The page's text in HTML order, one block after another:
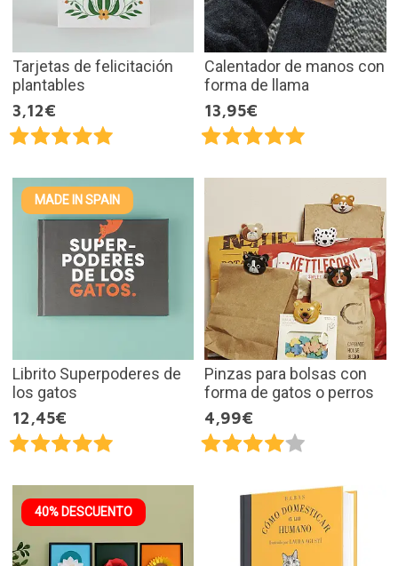
Tarjetas de felicitación
plantables
3,12€
Calentador de manos con
forma de llama
13,95€
MADE IN SPAIN
Librito Superpoderes de
los gatos
12,45€
Pinzas para bolsas con
forma de gatos o perros
4,99€
40% DESCUENTO